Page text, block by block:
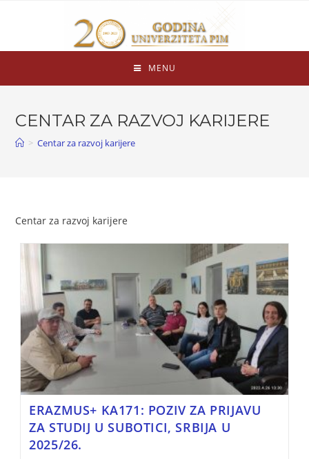
MENU
CENTAR ZA RAZVOJ KARIJERE
> Centar za razvoj karijere
Centar za razvoj karijere
ERAZMUS+ KA171: POZIV ZA PRIJAVU
ZA STUDIJ U SUBOTICI, SRBIJA U
2025/26.